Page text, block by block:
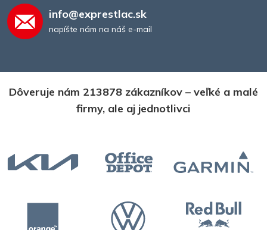
info@exprestlac.sk
napíšte nám na náš e-mail
Dôveruje nám 213878 zákazníkov – veľké a malé
firmy, ale aj jednotlivci